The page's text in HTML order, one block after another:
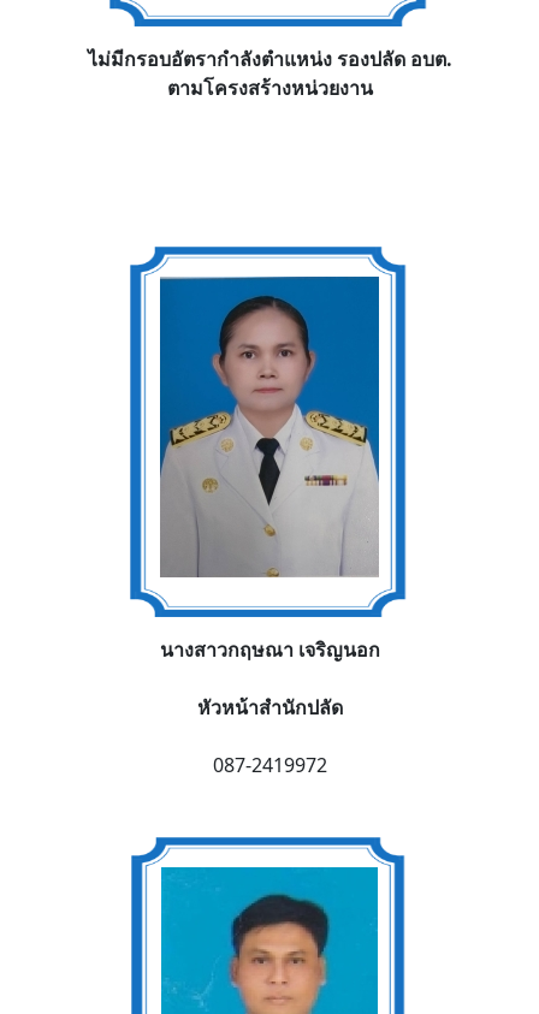
ไม่มีกรอบอัตรากำลังตำแหน่ง รองปลัด อบต.
ตามโครงสร้างหน่วยงาน
นางสาวกฤษณา เจริญนอก
หัวหน้าสำนักปลัด
087-2419972